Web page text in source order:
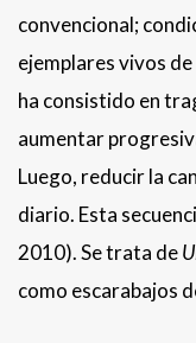
convencional;
ejemplares vivos
ha consistido en
aumentar
Luego, reducir la
diario. Esta
2010). Se trata de
como escarabajos